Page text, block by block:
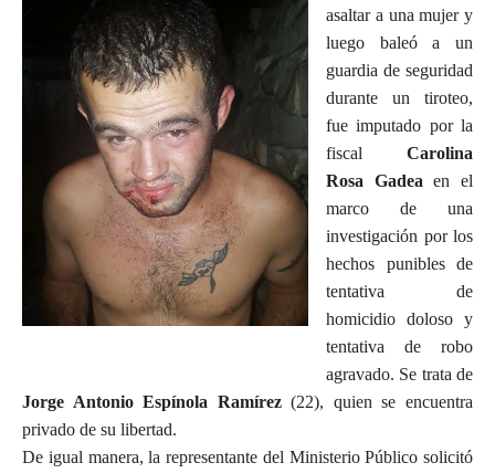
asaltar a una mujer y
luego baleó a un
guardia de seguridad
durante un tiroteo,
fue imputado por la
fiscal Carolina
Rosa Gadea en el
marco de una
investigación por los
hechos punibles de
tentativa de
homicidio doloso y
tentativa de robo
agravado. Se trata de
Jorge Antonio Espínola Ramírez(22), quien se encuentra
privado de su libertad.
De igual manera, la representante del Ministerio Público solicitó